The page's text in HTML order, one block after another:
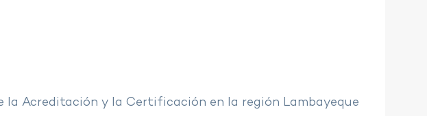
la Acreditación y la Certificación en la región Lambayeque